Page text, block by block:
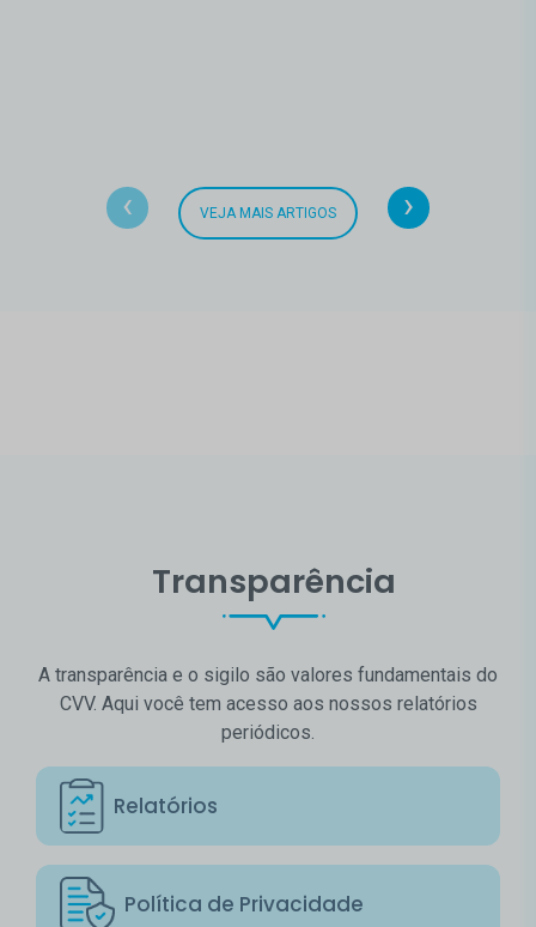
‹ ›
VEJA MAIS ARTIGOS
Transparência
A transparência e o sigilo são valores fundamentais do
CVV. Aqui você tem acesso aos nossos relatórios
periódicos.
Relatórios
Política de Privacidade